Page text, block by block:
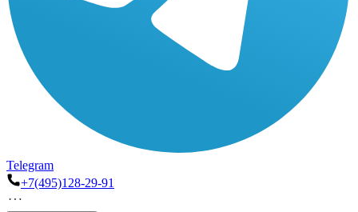
Telegram
+7(495)128-29-91